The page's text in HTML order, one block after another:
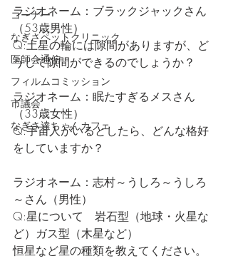
コーナー
なぎさペットクリニック
医師会通信
フィルムコミッション
市議会
なぎさ達ちゃんカフェ
ラジオネーム：ブラックジャックさん
（53歳男性）
Q:土星の輪には隙間がありますが、ど
うして隙間ができるのでしょうか？
ラジオネーム：眠たすぎるメスさん
（33歳女性）
Q:宇宙人がいるとしたら、どんな格好
をしていますか？
ラジオネーム：志村～うしろ～うしろ
～さん（男性）
Q:星について　岩石型（地球・火星な
ど）ガス型（木星など）
恒星など星の種類を教えてください。